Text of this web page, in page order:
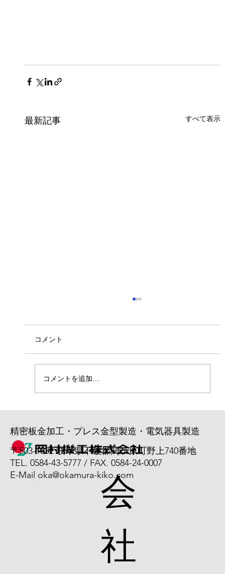
最新記事 すべて表示
7/6より4名のベトナム人実習生が入社しまし
た。 若い力で活躍してくれることを期待しま
す。 よろしくお願いいたします。
コメント
コメントを追加…
精密板金加工・プレス金型製造・電気器具製造
〒503-1532 岐阜県不破郡関ケ原町野上740番地
TEL. 0584-43-5777 / FAX. 0584-24-0007
E-Mail oka@okamura-kiko.com
​
会
社